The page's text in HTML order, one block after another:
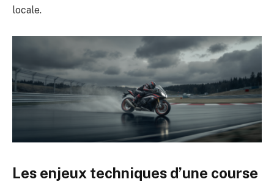
locale.
Les enjeux techniques d’une course